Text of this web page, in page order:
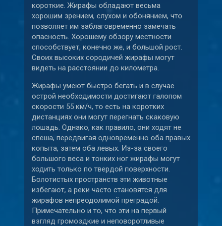
короткие. Жирафы обладают весьма
хорошим зрением, слухом и обонянием, что
позволяет им заблаговременно замечать
опасность. Хорошему обзору местности
способствует, конечно же, и большой рост.
Своих высоких сородичей жирафы могут
видеть на расстоянии до километра.
Жирафы умеют быстро бегать и в случае
острой необходимости достигают галопом
скорости 55 км/ч, то есть на коротких
дистанциях они могут перегнать скаковую
лошадь. Однако, как правило, они ходят не
спеша, передвигая одновременно оба правых
копыта, затем оба левых. Из-за своего
большого веса и тонких ног жирафы могут
ходить только по твердой поверхности.
Болотистых пространств эти животные
избегают, а реки часто становятся для
жирафов непреодолимой преградой.
Примечательно и то, что эти на первый
взгляд громоздкие и неповоротливые